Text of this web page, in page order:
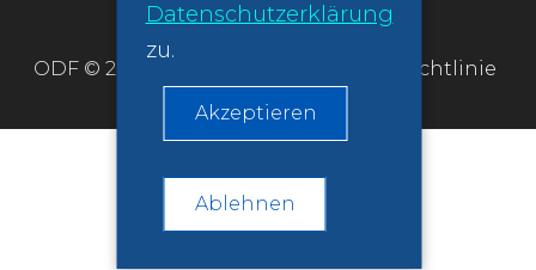
ODF © 2026 Datenschutzrichtlinie
Datenschutzerklärung
zu.
Akzeptieren
Ablehnen